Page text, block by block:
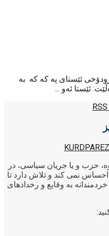
ئێستای په که که به‌
ئێستا ئه‌و ...
حزب و یا جریان سیاسی، در
نمی کند و تلاش دارد تا
به وقایع و رخدادهای